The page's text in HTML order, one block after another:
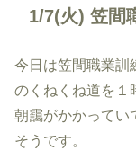
1/7(火) 笠間
今日は笠間職業訓
のくねくね道を１
朝靄がかかってい
そうです。